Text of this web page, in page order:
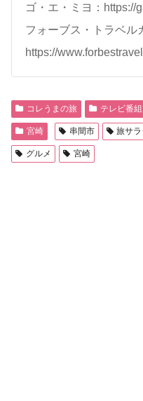
ゴ・エ・ミヨ：https://
フォーブス・トラベル
https://
コレうまの旅 テレビ番組
宮崎 串間市 旅サ
グルメ 宮崎